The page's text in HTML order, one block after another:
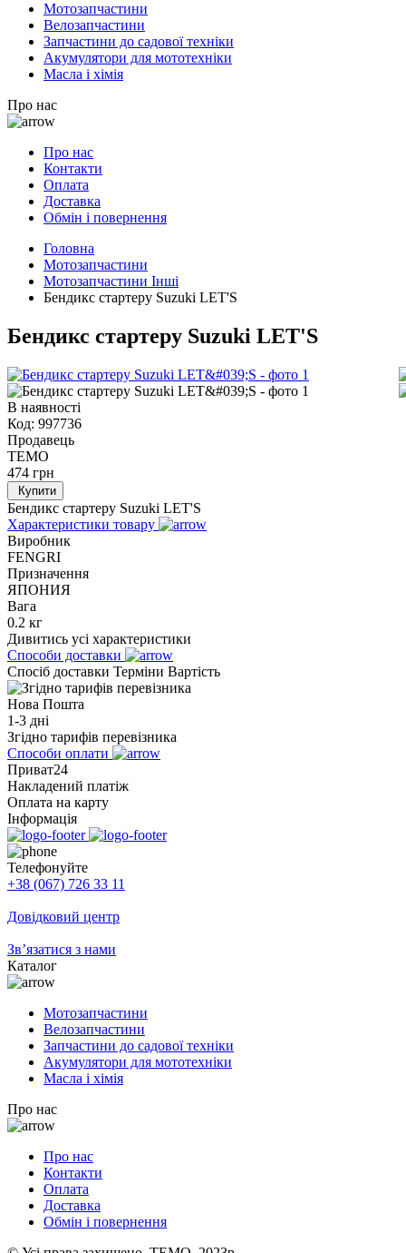
Мотозапчастини
Велозапчастини
Запчастини до садової техніки
Акумулятори для мототехніки
Масла і хімія
Про нас
Про нас
Контакти
Оплата
Доставка
Обмін і повернення
Головна
Мотозапчастини
Мотозапчастини Інші
Бендикс стартеру Suzuki LET'S
Бендикс стартеру Suzuki LET'S
В наявності
Код: 997736
Продавець
TEMO
474 грн
Купити
Бендикс стартеру Suzuki LET'S
Характеристики товару
Виробник
FENGRI
Призначення
ЯПОНИЯ
Вага
0.2 кг
Дивитись усі характеристики
Способи доставки
Спосіб доставки Терміни Вартість
Нова Пошта
1-3 дні
Згідно тарифів перевізника
Способи оплати
Приват24
Накладений платіж
Оплата на карту
Інформація
Телефонуйте
+38 (067) 726 33 11
Довідковий центр
Зв’язатися з нами
Каталог
Мотозапчастини
Велозапчастини
Запчастини до садової техніки
Акумулятори для мототехніки
Масла і хімія
Про нас
Про нас
Контакти
Оплата
Доставка
Обмін і повернення